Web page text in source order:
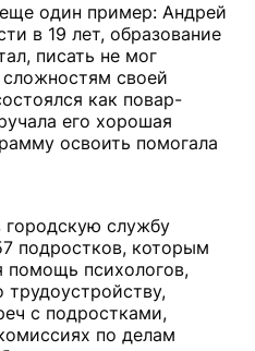
один пример: Андрей
в 19 лет, образование
писать не мог
своей
как повар-
его хорошая
освоить помогала
городскую службу
подростков, которым
помощь психологов,
с подростками,
по делам